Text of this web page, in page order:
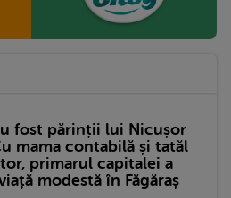
fost părinții lui Nicușor
mama contabilă și tatăl
primarul capitalei a
modestă în Făgăraș